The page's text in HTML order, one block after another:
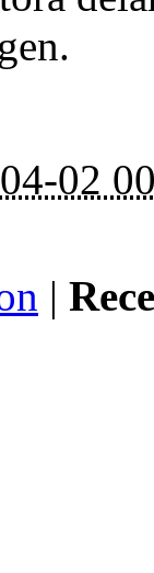
02
|